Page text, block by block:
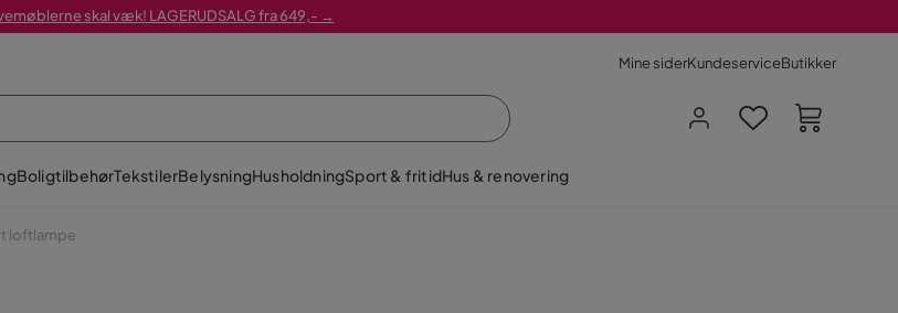
skal væk! LAGERUDSALG fra 649,- →
Mine siderKundeserviceButikker
BoligtilbehørTekstilerBelysningHusholdningSport & fritidHus & renovering
loftlampe